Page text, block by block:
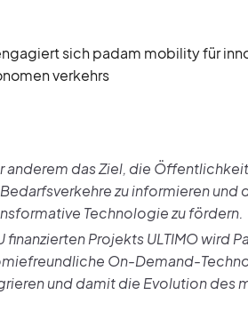
sich padam mobility für
verkehrs
anderem das Ziel, die
zu informieren und
Technologie zu fördern.
finanzierten Projekts ULTIMO wird
On-Demand-
und damit die Evolution des